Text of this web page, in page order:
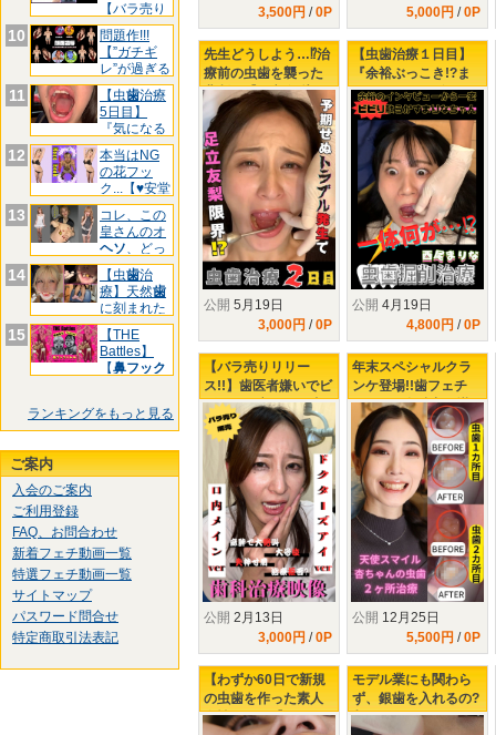
【バラ売り
リリ
10
問題作!!!
【”ガチギ
レ”が過ぎる
た
11 【虫歯治療
5日目】
『気になる
前歯3箇
12
本当はNG
の花フッ
ク...【♥安堂
は
13
コレ、この
皇さんのオ
ヘソ、どっ
ちです
14 【虫歯治
療】天然歯
に刻まれた
黒印‼ゆ
15
【THE
Battles】
【鼻フック
ランキングをもっと見る
ご案内
入会のご案内
ご利用登録
FAQ、お問合わせ
新着フェチ動画一覧
特選フェチ動画一覧
サイトマップ
パスワード問合せ
特定商取引法表記
3,500円 /0P
5,000円 /0P
先生どうしよう…⁉治
療前の虫歯を襲った
悲劇…【足立友梨の
虫歯治療2日目】
公開 5月19日
3,000円 /0P
【虫歯治療１日目】
『余裕ぶっこき!?ま
りなちゃん♥３年ぶり
の歯医者で下される
タービンの制裁』
公開 4月19日
4,800円 /0P
【バラ売りリリー
ス!!】歯医者嫌いでビ
ビりの足立さんの虫
歯治療の末路...
公開 2月13日
3,000円 /0P
年末スペシャルクラ
ンケ登場!!歯フェチ
LABOが全精力を掛け
て口説きました!!最強
美女【 小松杏の虫歯
２ヶ所治療】
公開 12月25日
5,500円 /0P
【わずか60日で新規
の虫歯を作った素人
女性Aさん...】3回目
モデル業にも関わら
ず、銀歯を入れるの?
入れないの?どっちな